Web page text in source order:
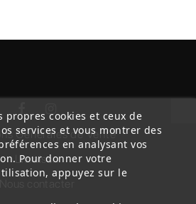
Générales de Vente
Livraison
propres cookies et ceux de
services et vous montrer des
en analysant vos
Pour donner votre
appuyez sur le